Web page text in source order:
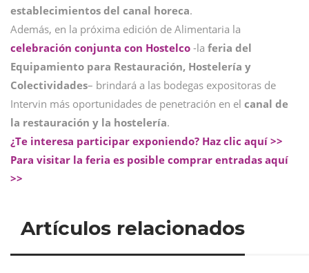
establecimientos del canal horeca.
Además, en la próxima edición de Alimentaria la
celebración conjunta con Hostelco -la feria del
Equipamiento para Restauración, Hostelería y
Colectividades– brindará a las bodegas expositoras de
Intervin más oportunidades de penetración en el canal de
la restauración y la hostelería.
¿Te interesa participar exponiendo? Haz clic aquí >>
Para visitar la feria es posible comprar entradas aquí
>>
Artículos relacionados